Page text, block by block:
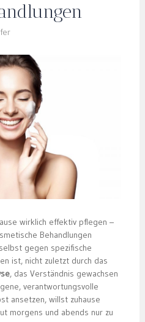
wirklich effektiv pflegen –
Behandlungen
gegen spezifische
ist, nicht zuletzt durch das
, das Verständnis gewachsen
verantwortungsvolle
ansetzen, willst zuhause
morgens und abends nur zu